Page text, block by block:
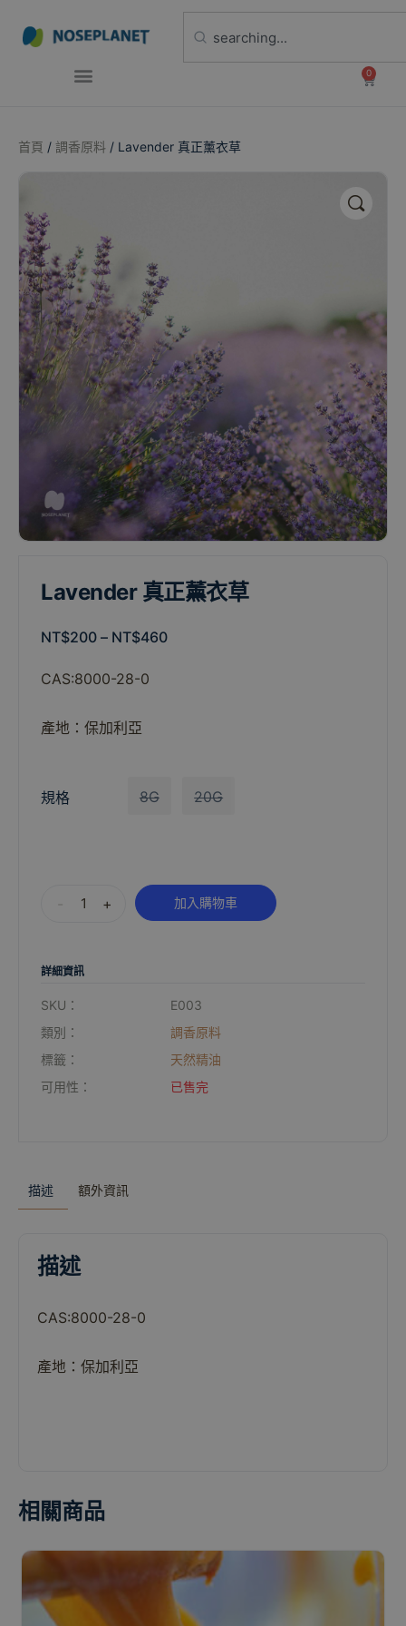
0
首頁 / 調香原料 / Lavender 真正薰衣草
🔍
Lavender 真正薰衣草
NT$200 – NT$460
CAS:8000-28-0
產地：保加利亞
規格 8G 20G
+ 加入購物車
詳細資訊
SKU：
E003
類別：
調香原料
標籤：
天然精油
可用性：
已售完
描述 額外資訊
描述
CAS:8000-28-0
產地：保加利亞
相關商品